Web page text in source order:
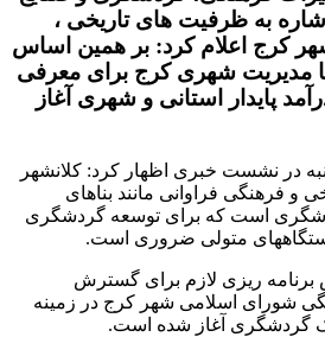
به ظرفیت های تاریخی ،
کرج اعلام کرد: بر همین اساس
مدیریت شهری کرج برای معرفی
پایدار استانی و شهری آغاز
در نشست خبری اظهار کرد: کلانشهر
و فرهنگی فراوانی مانند بناهای
است که برای توسعه گردشگری
متولی ضروری است.
برنامه ریزی لازم برای گسترش
شورای اسلامی شهر کرج در زمینه
گردشگری آغاز شده است.